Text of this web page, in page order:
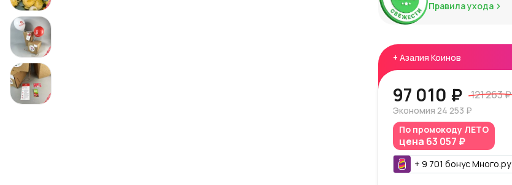
Правила ухода
+ Азалия Коинов
97 010 ₽ 121 263 ₽
Экономия 24 253 ₽
По промокоду ЛЕТО
цена 63 057 ₽
+ 9 701 бонусМного.ру